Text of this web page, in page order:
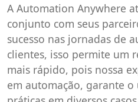
A Automation Anywhere
conjunto com seus
sucesso nas jornadas de
clientes, isso permite um
mais rápido, pois nossa
em automação, garante o